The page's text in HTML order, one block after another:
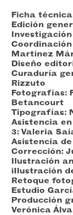
Ficha técnica
Edición
Martínez
Diseño
Curaduría
Rizzuto
Fotografías:
Betancourt
Tipografías:
Asistencia
3: Valeria
Asistencia
Corrección:
Ilustración
iIlustración
Retoque
Estudio
Producción
Verónica